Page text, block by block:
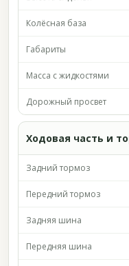
Колёсная база
Габариты
Масса с жидкостями
Дорожный просвет
Ходовая часть и
Задний тормоз
Передний тормоз
Задняя шина
Передняя шина